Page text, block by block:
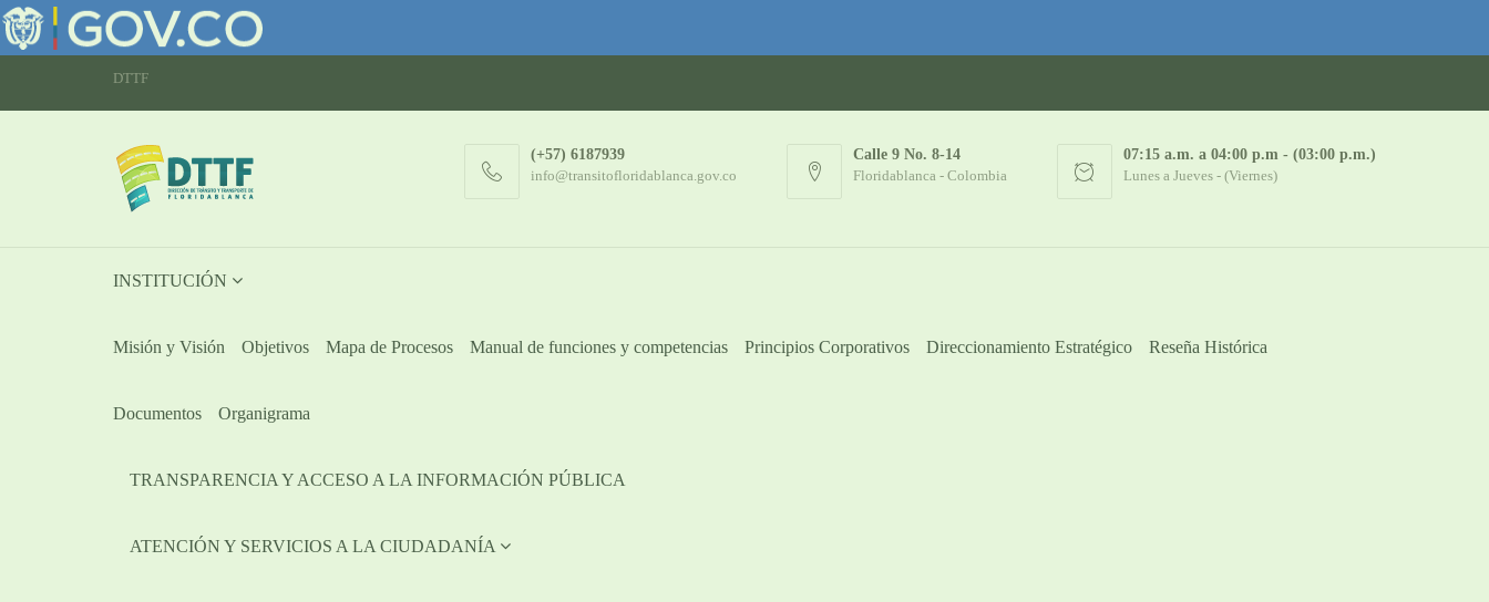
DTTF
(+57) 6187939
info@transitofloridablanca.gov.co
Calle 9 No. 8-14
Floridablanca - Colombia
07:15 a.m. a 04:00 p.m - (03:00 p.m.)
Lunes a Jueves - (Viernes)
INSTITUCIÓN
Misión y Visión Objetivos Mapa de Procesos Manual de funciones y competencias Principios Corporativos Direccionamiento Estratégico Reseña Histórica
Documentos Organigrama
TRANSPARENCIA Y ACCESO A LA INFORMACIÓN PÚBLICA
ATENCIÓN Y SERVICIOS A LA CIUDADANÍA